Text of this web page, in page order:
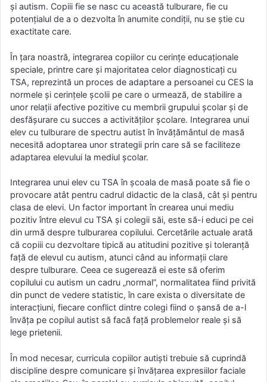
şi autism. Copiii fie se nasc cu această tulburare, fie cu
potenţialul de a o dezvolta în anumite condiţii, nu se ştie cu
exactitate care.
În țara noastră, integrarea copiilor cu cerințe educaționale
speciale, printre care și majoritatea celor diagnosticați cu
TSA, reprezintă un proces de adaptare a persoanei cu CES la
normele și cerințele școlii pe care o urmează, de stabilire a
unor relații afective pozitive cu membrii grupului școlar și de
desfășurare cu succes a activităților școlare. Integrarea unui
elev cu tulburare de spectru autist în învăţământul de masă
necesită adoptarea unor strategii prin care să se faciliteze
adaptarea elevului la mediul şcolar.
Integrarea unui elev cu TSA în şcoala de masă poate să fie o
provocare atât pentru cadrul didactic de la clasă, cât şi pentru
clasa de elevi. Un factor important în crearea unui mediu
pozitiv între elevul cu TSA şi colegii săi, este să-i educi pe cei
din urmă despre tulburarea copilului. Cercetările actuale arată
că copiii cu dezvoltare tipică au atitudini pozitive şi toleranţă
faţă de elevul cu autism, atunci când au informaţii clare
despre tulburare. Ceea ce sugerează ei este să oferim
copilului cu autism un cadru „normal”, normalitatea fiind privită
din punct de vedere statistic, în care exista o diversitate de
interacţiuni, fiecare conflict dintre colegi fiind o şansă de a-l
învăţa pe copilul autist să facă faţă problemelor reale şi să
lege prietenii.
În mod necesar, curricula copiilor autişti trebuie să cuprindă
discipline despre comunicare şi învăţarea expresiilor faciale